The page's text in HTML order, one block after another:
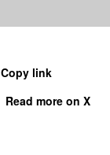
Copy link
Read more on X